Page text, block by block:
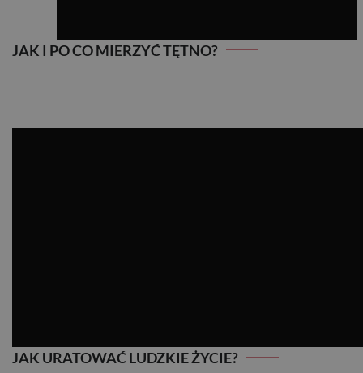
JAK I PO CO MIERZYĆ TĘTNO?
JAK URATOWAĆ LUDZKIE ŻYCIE?